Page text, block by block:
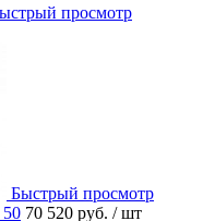
просмотр
Быстрый просмотр
70 520 руб. / шт